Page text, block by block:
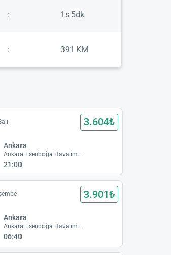
: 1s 5dk
: 391 KM
3.604₺
Ankara
Ankara Esenboğa Havalimanı
21:00
3.901₺
Ankara
Ankara Esenboğa Havalimanı
06:40